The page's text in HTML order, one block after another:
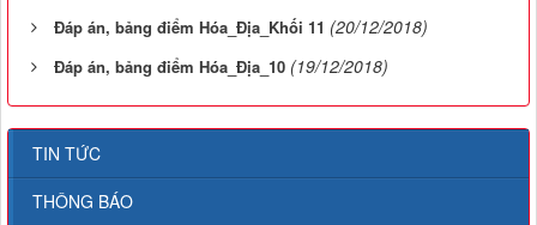
Đáp án, bảng điểm Hóa_Địa_Khối 11 (20/12/2018)
Đáp án, bảng điểm Hóa_Địa_10 (19/12/2018)
TIN TỨC
THÔNG BÁO